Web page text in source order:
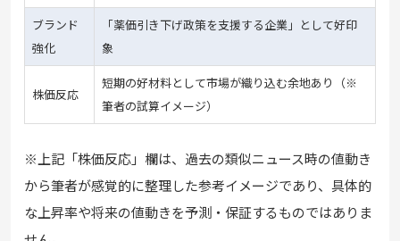
ブランド
強化
「薬価引き下げ政策を支援する企業」として好印
象
株価反応
短期の好材料として市場が織り込む余地あり（※
筆者の試算イメージ）
※上記「株価反応」欄は、過去の類似ニュース時の値動き
から筆者が感覚的に整理した参考イメージであり、具体的
な上昇率や将来の値動きを予測・保証するものではありま